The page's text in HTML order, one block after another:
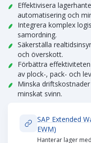
Effektivisera
automatisering och
Integrera komplex
samordning.
Säkerställa
och överskott.
Förbättra
av plock-, pack- och
Minska
minskat svinn.
SAP Extended
EWM)
Hanterar lager